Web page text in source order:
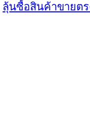
ลุ้นซื้อสินค้าขายตร